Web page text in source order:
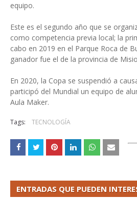
equipo.
Este es el segundo año que se
como competencia previa local; la
cabo en 2019 en el Parque Roca de
ganador fue el de la provincia de
En 2020, la Copa se suspendió a
participó del Mundial un equipo de
Aula Maker.
Tags: TECNOLOGÍA
ENTRADAS QUE PUEDEN